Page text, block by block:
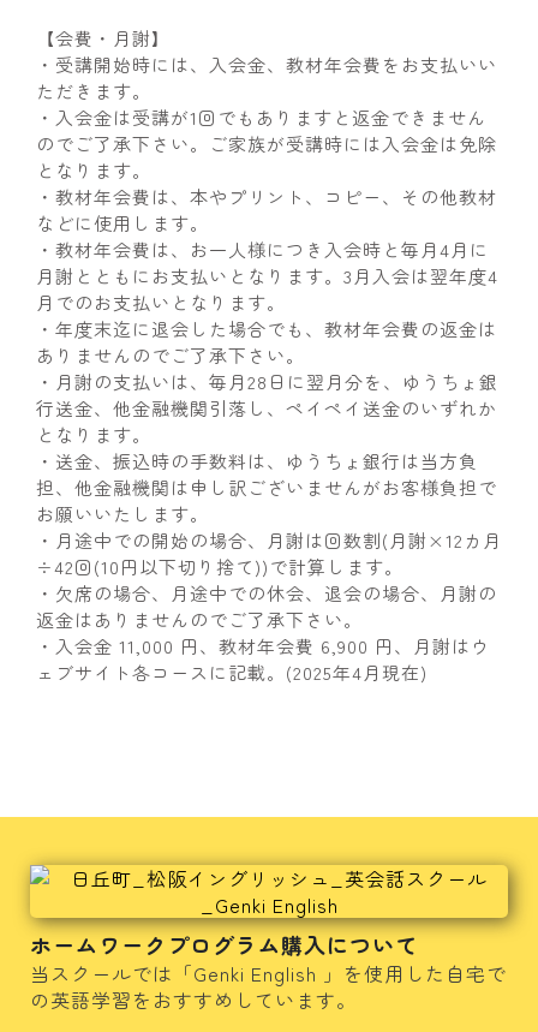
【会費・月謝】
・受講開始時には、入会金、教材年会費をお支払いい
ただきます。
・入会金は受講が1回でもありますと返金できません
のでご了承下さい。ご家族が受講時には入会金は免除
となります。
・教材年会費は、本やプリント、コピー、その他教材
などに使用します。
・教材年会費は、お一人様につき入会時と毎月4月に
月謝とともにお支払いとなります。3月入会は翌年度4
月でのお支払いとなります。
・年度末迄に退会した場合でも、教材年会費の返金は
ありませんのでご了承下さい。
・月謝の支払いは、毎月28日に翌月分を、ゆうちょ銀
行送金、他金融機関引落し、ペイペイ送金のいずれか
となります。
・送金、振込時の手数料は、ゆうちょ銀行は当方負
担、他金融機関は申し訳ございませんがお客様負担で
お願いいたします。
・月途中での開始の場合、月謝は回数割(月謝×12カ月
÷42回(10円以下切り捨て))で計算します。
・欠席の場合、月途中での休会、退会の場合、月謝の
返金はありませんのでご了承下さい。
・入会金 11,000 円、教材年会費 6,900 円、月謝はウ
ェブサイト各コースに記載。(2025年4月現在)
ホームワークプログラム購入について
当スクールでは「Genki English 」を使用した自宅で
の英語学習をおすすめしています。